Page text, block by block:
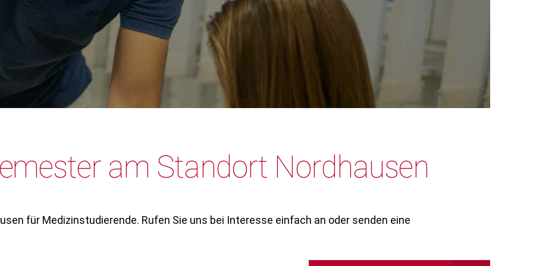
am Standort Nordhausen
für Medizinstudierende. Rufen Sie uns bei Interesse einfach an oder senden eine